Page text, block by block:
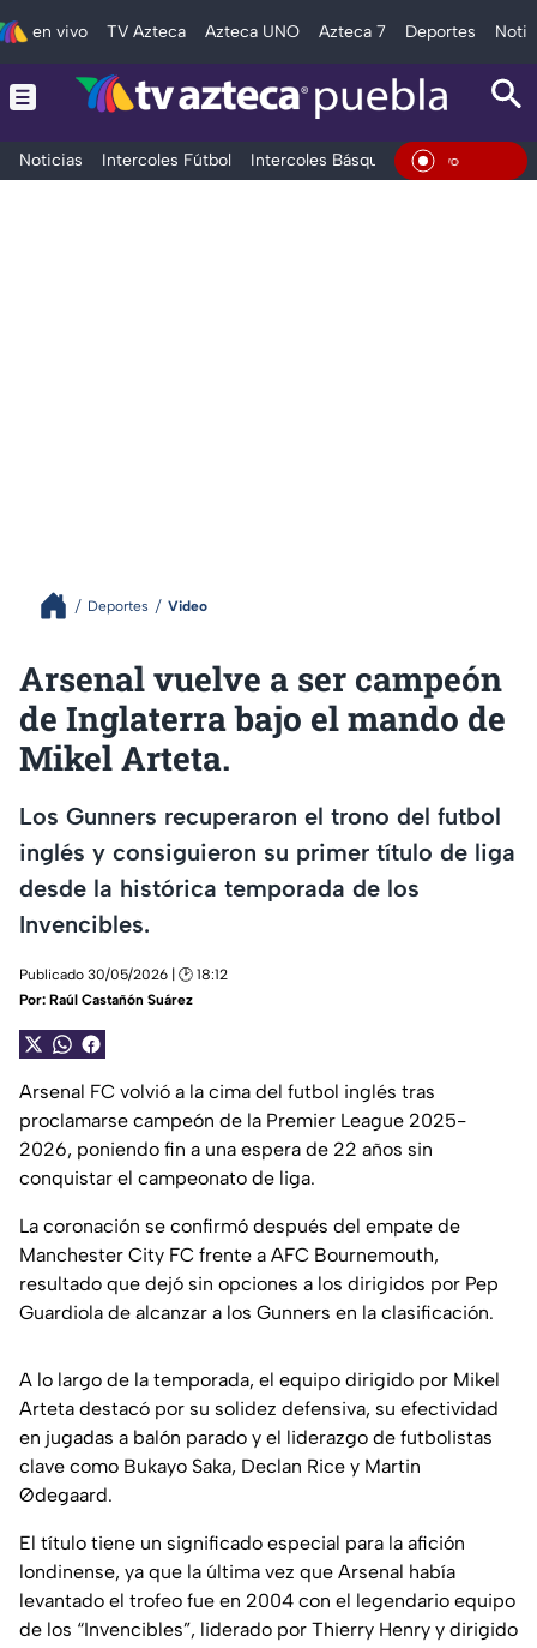
en vivo TV Azteca Azteca UNO Azteca 7 Deportes
Noticias Intercoles Fútbol Intercoles Básquetbol DeportesEn
Deportes Video
Arsenal vuelve a ser campeón
de Inglaterra bajo el mando de
Mikel Arteta.
Los Gunners recuperaron el trono del futbol
inglés y consiguieron su primer título de liga
desde la histórica temporada de los
Invencibles.
Publicado 30/05/2026 | 🕑 18:12
Por: Raúl Castañón Suárez
Arsenal FC volvió a la cima del futbol inglés tras
proclamarse campeón de la Premier League 2025-
2026, poniendo fin a una espera de 22 años sin
conquistar el campeonato de liga.
La coronación se confirmó después del empate de
Manchester City FC frente a AFC Bournemouth,
resultado que dejó sin opciones a los dirigidos por Pep
Guardiola de alcanzar a los Gunners en la clasificación.
A lo largo de la temporada, el equipo dirigido por Mikel
Arteta destacó por su solidez defensiva, su efectividad
en jugadas a balón parado y el liderazgo de futbolistas
clave como Bukayo Saka, Declan Rice y Martin
Ødegaard.
El título tiene un significado especial para la afición
londinense, ya que la última vez que Arsenal había
levantado el trofeo fue en 2004 con el legendario equipo
de los “Invencibles”, liderado por Thierry Henry y dirigido